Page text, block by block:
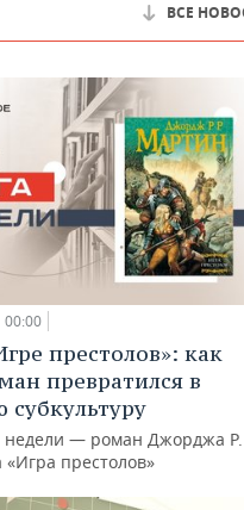
ВСЕ
00:00
престолов»: как
превратился в
недели — роман Джорджа Р.
престолов»